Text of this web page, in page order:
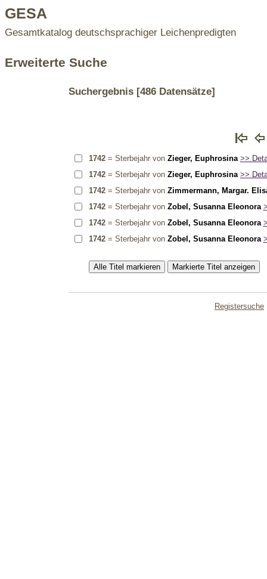
GESA
Gesamtkatalog deutschsprachiger Leichenpredigten
Erweiterte Suche
Suchergebnis[486 Datensätze]
1742= Sterbejahr von Zieger, Euphrosina >>
1742= Sterbejahr von Zieger, Euphrosina >>
1742= Sterbejahr von Zimmermann, Margar.
1742= Sterbejahr von Zobel, Susanna Eleonora
1742= Sterbejahr von Zobel, Susanna Eleonora
1742= Sterbejahr von Zobel, Susanna Eleonora
Registersuche